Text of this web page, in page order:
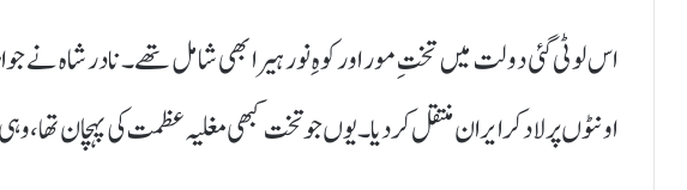
اس لوٹی گئی دولت میں تختِ مور اور کوہِ نور ہیرا بھی شامل تھے۔ نادر شاہ نے
اونٹوں پر لاد کر ایران منتقل کر دیا۔ یوں جو تخت کبھی مغلیہ عظمت کی پہچان